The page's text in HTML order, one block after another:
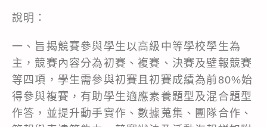
說明：
一、旨揭競賽參與學生以高級中等學校學生為
主，競賽內容分為初賽、複賽、決賽及壁報競賽
等四項，學生需參與初賽且初賽成績為前80%始
得參與複賽，有助學生適應素養題型及混合題型
作答，並提升動手實作、數據蒐集、團隊合作、